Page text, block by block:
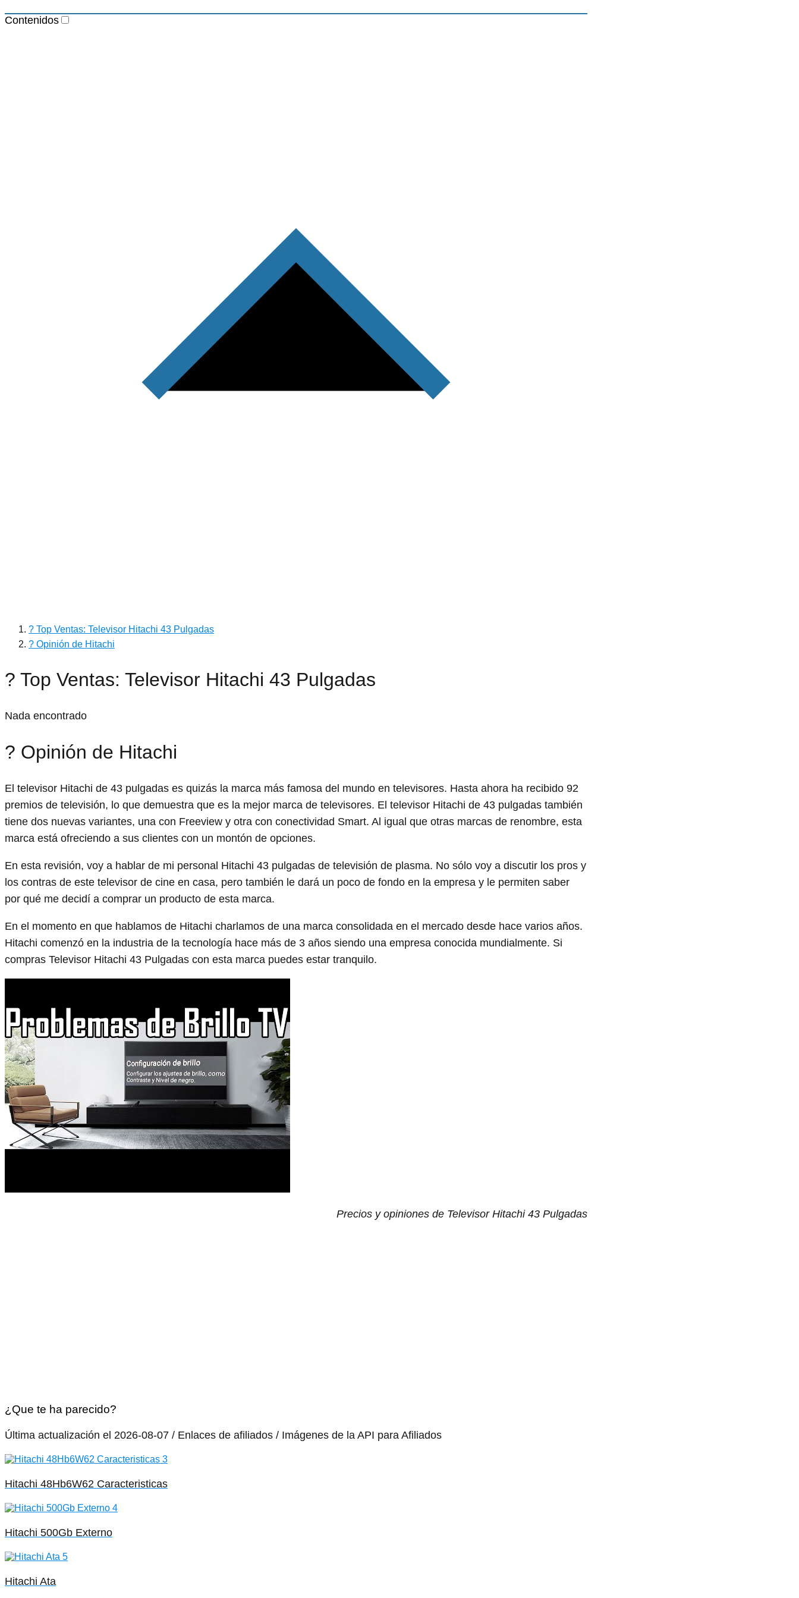
Contenidos
? Top Ventas: Televisor Hitachi 43 Pulgadas
? Opinión de Hitachi
? Top Ventas: Televisor Hitachi 43 Pulgadas
Nada encontrado
? Opinión de Hitachi
El televisor Hitachi de 43 pulgadas es quizás la marca más famosa del mundo en televisores. Hasta ahora ha recibido 92
premios de televisión, lo que demuestra que es la mejor marca de televisores. El televisor Hitachi de 43 pulgadas también
tiene dos nuevas variantes, una con Freeview y otra con conectividad Smart. Al igual que otras marcas de renombre, esta
marca está ofreciendo a sus clientes con un montón de opciones.
En esta revisión, voy a hablar de mi personal Hitachi 43 pulgadas de televisión de plasma. No sólo voy a discutir los pros y
los contras de este televisor de cine en casa, pero también le dará un poco de fondo en la empresa y le permiten saber
por qué me decidí a comprar un producto de esta marca.
En el momento en que hablamos de Hitachi charlamos de una marca consolidada en el mercado desde hace varios años.
Hitachi comenzó en la industria de la tecnología hace más de 3 años siendo una empresa conocida mundialmente. Si
compras Televisor Hitachi 43 Pulgadas con esta marca puedes estar tranquilo.
Precios y opiniones de Televisor Hitachi 43 Pulgadas
¿Que te ha parecido?
Última actualización el 2026-08-07 / Enlaces de afiliados / Imágenes de la API para Afiliados
Hitachi 48Hb6W62 Caracteristicas
Hitachi 500Gb Externo
Hitachi Ata